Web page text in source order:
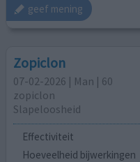
geef mening
Zopiclon
07-02-2026 | Man | 60
zopiclon
Slapeloosheid
Effectiviteit
Hoeveelheid bijwerkingen